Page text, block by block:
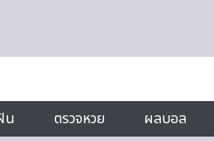
น ตรวจหวย ผลบอล